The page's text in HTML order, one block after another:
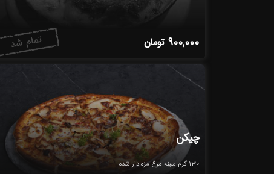
900,000 تومان
چیکن
130 گرم سینه مرغ مزه دار شده